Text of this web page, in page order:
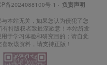
备2024088100号-1 · 负责声明
本站无关，如果您认为侵犯了您
持版权者致最深歉意！本站所发
于学习体验和研究目的；请自觉
欢该资料，请支持正版！